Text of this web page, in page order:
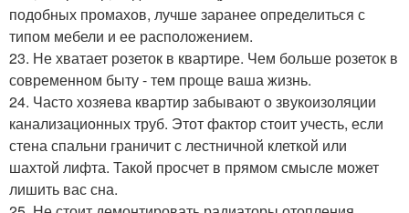
подобных промахов, лучше заранее определиться с
типом мебели и ее расположением.
23. Не хватает розеток в квартире. Чем больше розеток в
современном быту - тем проще ваша жизнь.
24. Часто хозяева квартир забывают о звукоизоляции
канализационных труб. Этот фактор стоит учесть, если
стена спальни граничит с лестничной клеткой или
шахтой лифта. Такой просчет в прямом смысле может
лишить вас сна.